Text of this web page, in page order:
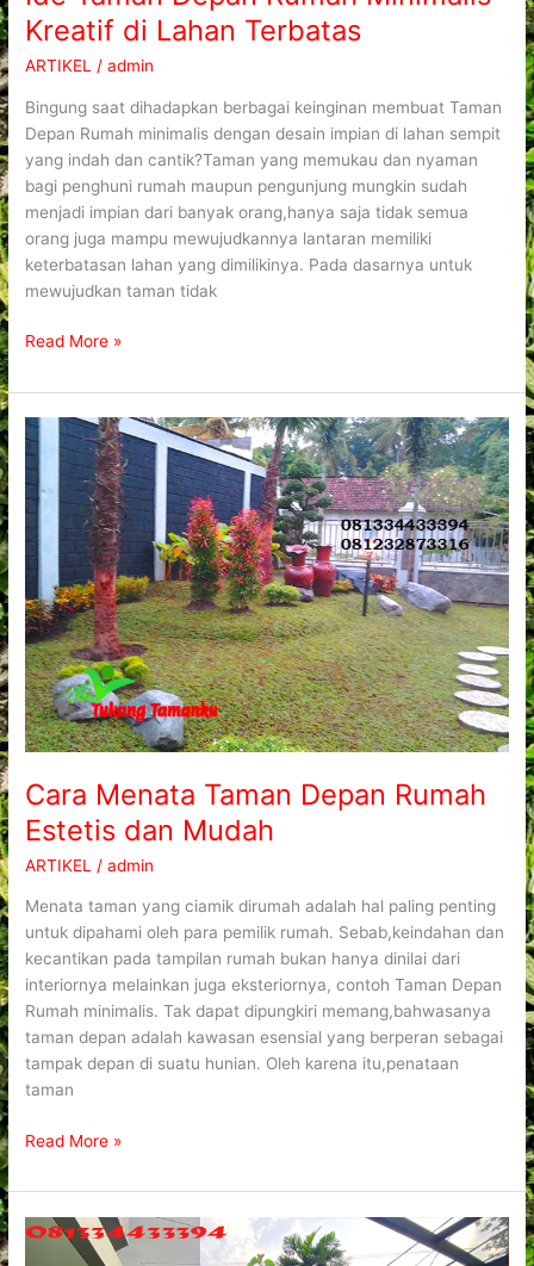
Kreatif di Lahan Terbatas
ARTIKEL /admin
Bingung saat dihadapkan berbagai keinginan membuat Taman
Depan Rumah minimalis dengan desain impian di lahan sempit
yang indah dan cantik?Taman yang memukau dan nyaman
bagi penghuni rumah maupun pengunjung mungkin sudah
menjadi impian dari banyak orang,hanya saja tidak semua
orang juga mampu mewujudkannya lantaran memiliki
keterbatasan lahan yang dimilikinya. Pada dasarnya untuk
mewujudkan taman tidak
Read More »
Cara Menata Taman Depan Rumah
Estetis dan Mudah
ARTIKEL /admin
Menata taman yang ciamik dirumah adalah hal paling penting
untuk dipahami oleh para pemilik rumah. Sebab,keindahan dan
kecantikan pada tampilan rumah bukan hanya dinilai dari
interiornya melainkan juga eksteriornya, contoh Taman Depan
Rumah minimalis. Tak dapat dipungkiri memang,bahwasanya
taman depan adalah kawasan esensial yang berperan sebagai
tampak depan di suatu hunian. Oleh karena itu,penataan
taman
Cara
Menata
Taman
Depan
Rumah
Estetis
dan
Mudah
Read More »
Tips
Menata